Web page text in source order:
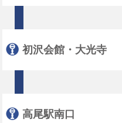
初沢会館・大光寺
高尾駅南口